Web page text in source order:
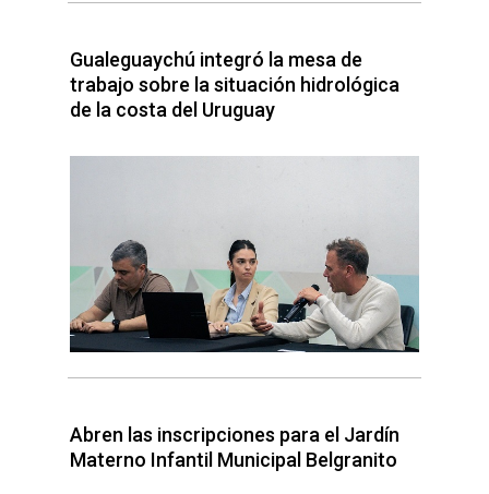
Gualeguaychú integró la mesa de
trabajo sobre la situación hidrológica
de la costa del Uruguay
Abren las inscripciones para el Jardín
Materno Infantil Municipal Belgranito